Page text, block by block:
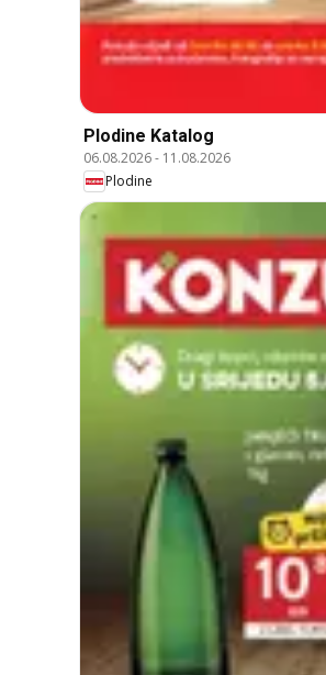
Plodine Katalog
06.08.2026- 11.08.2026
Plodine